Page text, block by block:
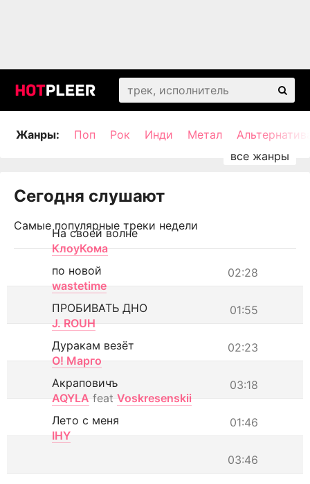
Жанры: Поп Рок Инди Метал
Сегодня слушают
Самые популярные треки недели
На своей волне
КлоуКома
02:28
по новой
wastetime
01:55
ПРОБИВАТЬ ДНО
J. ROUH
02:23
Дуракам везёт
О! Марго
03:18
Акраповичъ
AQYLA feat Voskresenskii
01:46
Лето с меня
IHY
03:46